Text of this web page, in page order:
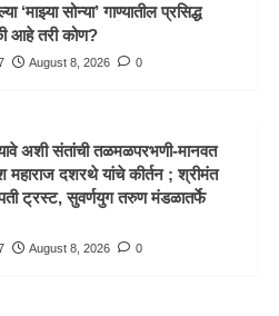
सोन्या’ गाण्यातील प्रसिद्ध
आहे तरी कोण?
August 8, 2026 0
अशी संतांची तळमळपरभणी-मानवत
दशरथे यांचे कीर्तन ; श्रीमंत
ट्रस्ट, सुवर्णयुग तरुण मंडळातर्फे
August 8, 2026 0